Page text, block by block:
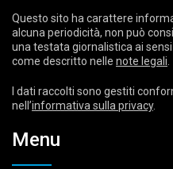
Questo sito ha carattere
alcuna periodicità, non può
una testata giornalistica ai
come descritto nelle note legali.
I dati raccolti sono gestiti
nell’informativa sulla privacy.
Menu